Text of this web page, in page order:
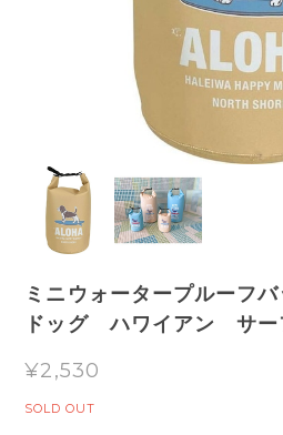
ミニウォータープルー
ドッグ ハワイアン サ
¥2,530
SOLD OUT